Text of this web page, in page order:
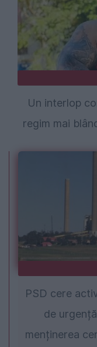
Un interlop
regim mai
PSD cere
de
menținerea